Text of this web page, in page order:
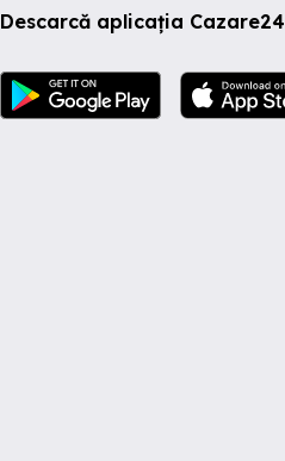
Descarcă aplicația Cazare24